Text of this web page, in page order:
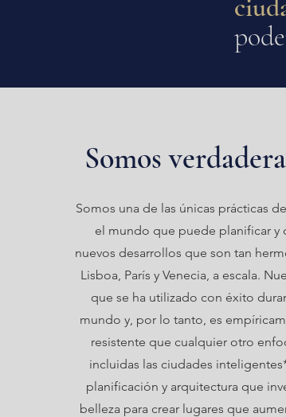
Somos
Somos una de las únicas prácticas
el mundo que puede planificar y
nuevos desarrollos que son tan
Lisboa, París y Venecia, a escala.
que se ha utilizado con éxito
mundo y, por lo tanto, es
resistente que cualquier otro
incluidas las ciudades
planificación y arquitectura que
belleza para crear lugares que